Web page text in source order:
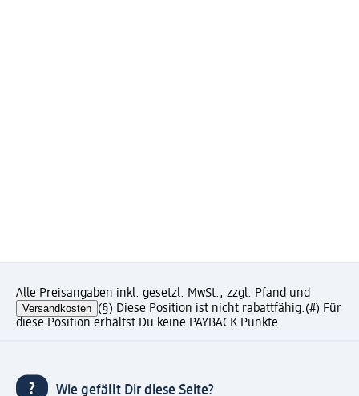
Alle Preisangaben inkl. gesetzl. MwSt., zzgl. Pfand und
Versandkosten (§) Diese Position ist nicht rabattfähig.(#) Für
diese Position erhältst Du keine PAYBACK Punkte.
Wie gefällt Dir diese Seite?